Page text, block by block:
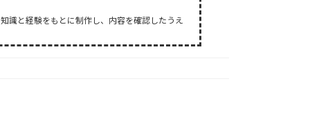
識と経験をもとに制作し、内容を確認したうえ